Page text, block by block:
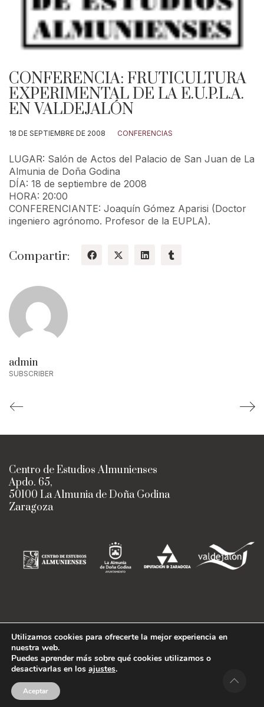
CONFERENCIA: FRUTICULTURA
EXPERIMENTAL DE LA E.U.P.L.A.
EN VALDEJALÓN
18 DE SEPTIEMBRE DE 2008 CONFERENCIAS
LUGAR: Salón de Actos del Palacio de San Juan de La
Almunia de Doña Godina
DÍA: 18 de septiembre de 2008
HORA: 20:00
CONFERENCIANTE: Joaquín Gómez Aparisi (Doctor
ingeniero agrónomo. Profesor de la EUPLA).
Compartir:
admin
SUBSCRIBER
Centro de Estudios Almunienses
Apdo. 65,
50100 La Almunia de Doña Godina
Zaragoza
Centro de Estudios Almunienses
Diseño:
Copyright 2022
Utilizamos cookies para ofrecerte la mejor experiencia en
nuestra web.
Puedes aprender más sobre qué cookies utilizamos o
desactivarlas en los ajustes.
Aceptar